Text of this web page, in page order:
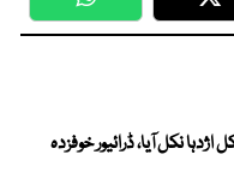
WhatsApp
نکل آیا، ڈرائیور خوفزدہ